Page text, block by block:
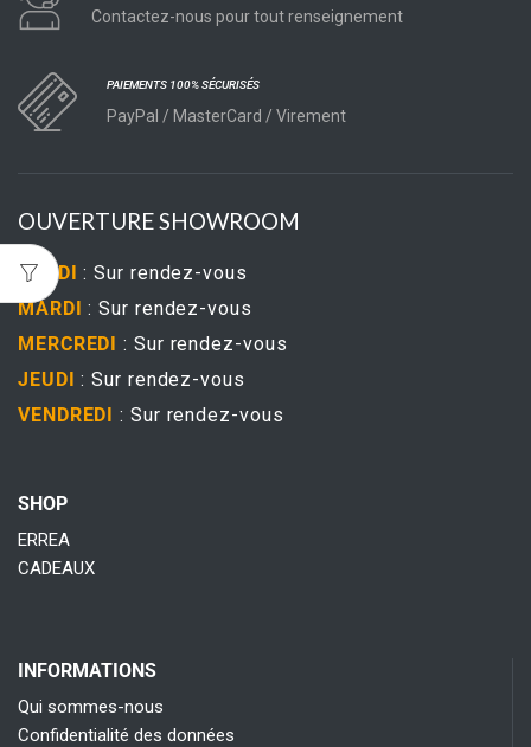
Contactez-nous pour tout renseignement
PAIEMENTS 100% SÉCURISÉS
PayPal / MasterCard / Virement
OUVERTURE SHOWROOM
LUNDI : Sur rendez-vous
MARDI: Sur rendez-vous
MERCREDI : Sur rendez-vous
JEUDI : Sur rendez-vous
VENDREDI : Sur rendez-vous
SHOP
ERREA
CADEAUX
INFORMATIONS
Qui sommes-nous
Confidentialité des données